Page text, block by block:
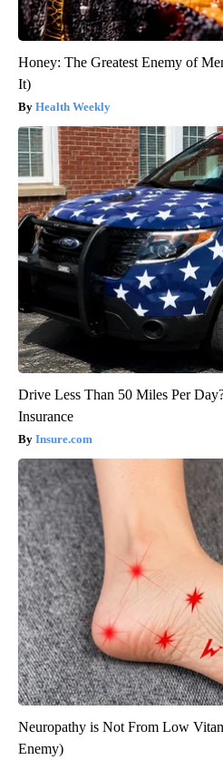
Honey: The Greatest Enemy of
It)
Health Weekly
Drive Less Than 50 Miles Per
Insurance
Insure.com
Neuropathy is Not From Low
Enemy)